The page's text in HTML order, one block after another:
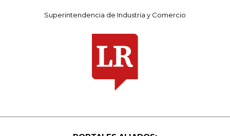
Superintendencia de Industria y Comercio